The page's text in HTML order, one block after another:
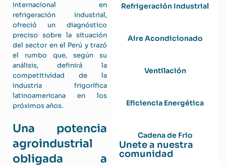
internacional en
refrigeración industrial,
ofreció un diagnóstico
preciso sobre la situación
del sector en el Perú y trazó
el rumbo que, según su
análisis, definirá la
competitividad de la
industria frigorífica
latinoamericana en los
próximos años.
Una potencia
agroindustrial
obligada a
Refrigeración Industrial
Aire Acondicionado
Ventilación
Eficiencia Energética
Cadena de Frio
Unete a nuestra
comunidad